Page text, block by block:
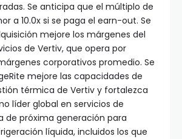
Se anticipa que el múltiplo de
a 10.0x si se paga el earn-out. Se
mejore los márgenes del
de Vertiv, que opera por
corporativos promedio. Se
mejore las capacidades de
térmica de Vertiv y fortalezca
líder global en servicios de
de próxima generación para
líquida, incluidos los que